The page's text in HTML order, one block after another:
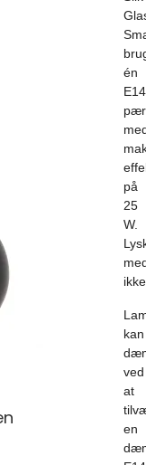
én
på
25
W.
kan
ved
at
en